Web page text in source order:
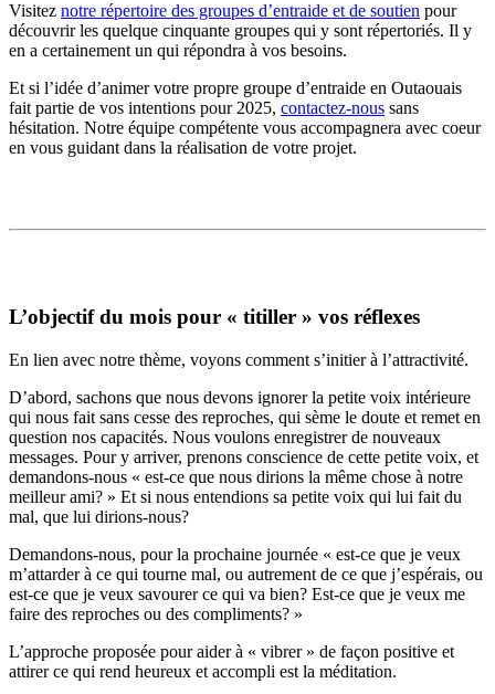
Visitez notre répertoire des groupes d’entraide et de soutien pour
découvrir les quelque cinquante groupes qui y sont répertoriés. Il y
en a certainement un qui répondra à vos besoins.
Et si l’idée d’animer votre propre groupe d’entraide en Outaouais
fait partie de vos intentions pour 2025, contactez-nous sans
hésitation. Notre équipe compétente vous accompagnera avec coeur
en vous guidant dans la réalisation de votre projet.
L’objectif du mois pour « titiller » vos réflexes
En lien avec notre thème, voyons comment s’initier à l’attractivité.
D’abord, sachons que nous devons ignorer la petite voix intérieure
qui nous fait sans cesse des reproches, qui sème le doute et remet en
question nos capacités. Nous voulons enregistrer de nouveaux
messages. Pour y arriver, prenons conscience de cette petite voix, et
demandons-nous « est-ce que nous dirions la même chose à notre
meilleur ami? » Et si nous entendions sa petite voix qui lui fait du
mal, que lui dirions-nous?
Demandons-nous, pour la prochaine journée « est-ce que je veux
m’attarder à ce qui tourne mal, ou autrement de ce que j’espérais, ou
est-ce que je veux savourer ce qui va bien? Est-ce que je veux me
faire des reproches ou des compliments? »
L’approche proposée pour aider à « vibrer » de façon positive et
attirer ce qui rend heureux et accompli est la méditation.